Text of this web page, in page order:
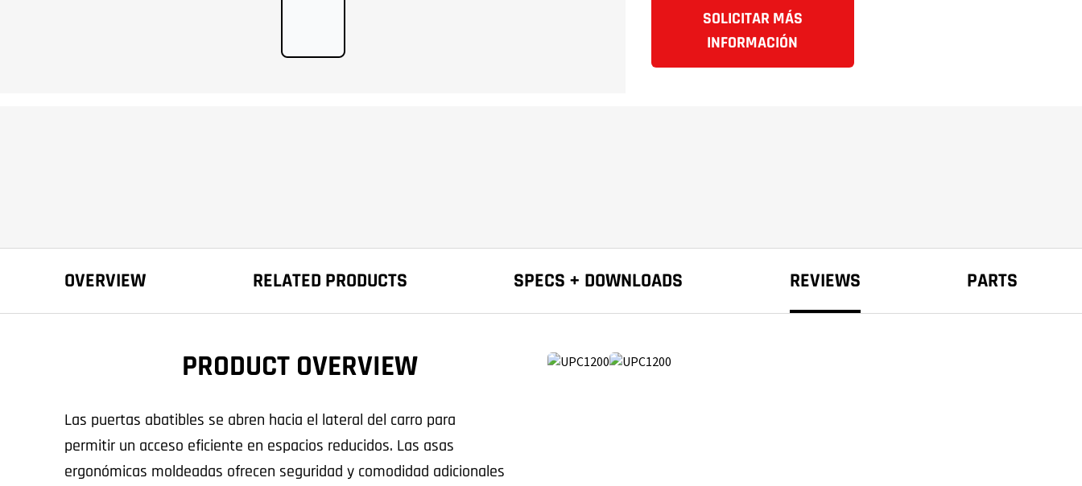
SOLICITAR MÁS
INFORMACIÓN
OVERVIEW RELATED PRODUCTS SPECS + DOWNLOADS REVIEWS PARTS
PRODUCT OVERVIEW
Las puertas abatibles se abren hacia el lateral del carro para
permitir un acceso eficiente en espacios reducidos. Las asas
ergonómicas moldeadas ofrecen seguridad y comodidad adicionales